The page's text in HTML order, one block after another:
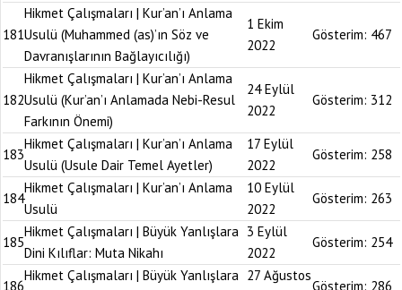
181
Hikmet Çalışmaları | Kur’an’ı Anlama
Usulü (Muhammed (as)’ın Söz ve
Davranışlarının Bağlayıcılığı)
1 Ekim
2022
Gösterim: 467
182
Hikmet Çalışmaları | Kur’an’ı Anlama
Usulü (Kur’an’ı Anlamada Nebi-Resul
Farkının Önemi)
24 Eylül
2022
Gösterim: 312
183
Hikmet Çalışmaları | Kur’an’ı Anlama
Usulü (Usule Dair Temel Ayetler)
17 Eylül
2022
Gösterim: 258
184
Hikmet Çalışmaları | Kur’an’ı Anlama
Usulü
10 Eylül
2022
Gösterim: 263
185
Hikmet Çalışmaları | Büyük Yanlışlara
Dini Kılıflar: Muta Nikahı
3 Eylül
2022
Gösterim: 254
186
Hikmet Çalışmaları | Büyük Yanlışlara 27 Ağustos
Gösterim: 286